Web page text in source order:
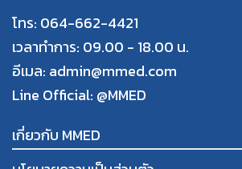
โทร: 064-662-4421
เวลาทำการ: 09.00 - 18.00 น.
อีเมล: admin@mmed.com
Line Official: @MMED
เกี่ยวกับ MMED